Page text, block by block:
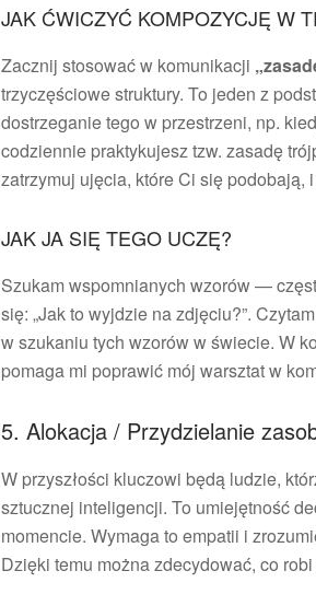
JAK ĆWICZYĆ KOMPOZYCJĘ W
Zacznij stosować w komunikacji
trzyczęściowe struktury. To jeden z
dostrzeganie tego w przestrzeni, np.
codziennie praktykujesz tzw. zasadę
zatrzymuj ujęcia, które Ci się podobają,
JAK JA SIĘ TEGO UCZĘ?
Szukam wspomnianych wzorów —
się: „Jak to wyjdzie na zdjęciu?”.
w szukaniu tych wzorów w świecie. W
pomaga mi poprawić mój warsztat w
5. Alokacja / Przydzielanie
W przyszłości kluczowi będą ludzie,
sztucznej inteligencji. To umiejętność
momencie. Wymaga to empatii i
Dzięki temu można zdecydować, co robi